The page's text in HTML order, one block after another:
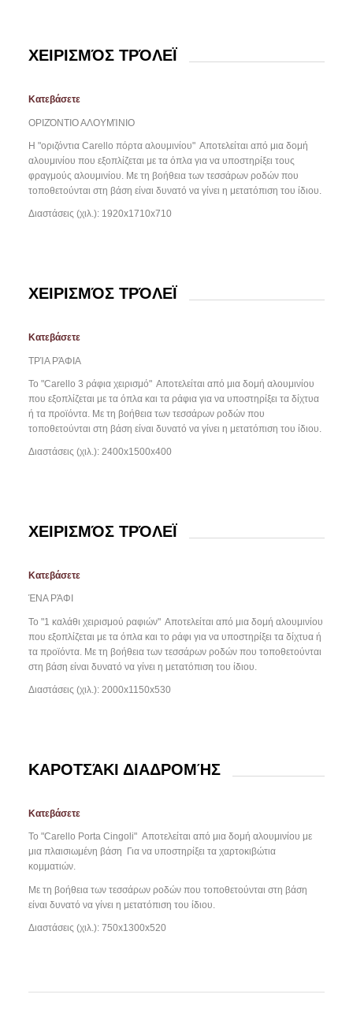
ΧΕΙΡΙΣΜΌΣ ΤΡΌΛΕΪ
Κατεβάσετε
ΟΡΙΖΌΝΤΙΟ ΑΛΟΥΜΊΝΙΟ
Η "οριζόντια Carello πόρτα αλουμινίου" Αποτελείται από μια δομή
αλουμινίου που εξοπλίζεται με τα όπλα για να υποστηρίξει τους
φραγμούς αλουμινίου. Με τη βοήθεια των τεσσάρων ροδών που
τοποθετούνται στη βάση είναι δυνατό να γίνει η μετατόπιση του ίδιου.
Διαστάσεις (χιλ.): 1920x1710x710
ΧΕΙΡΙΣΜΌΣ ΤΡΌΛΕΪ
Κατεβάσετε
ΤΡΊΑ ΡΆΦΙΑ
Το "Carello 3 ράφια χειρισμό" Αποτελείται από μια δομή αλουμινίου
που εξοπλίζεται με τα όπλα και τα ράφια για να υποστηρίξει τα δίχτυα
ή τα προϊόντα. Με τη βοήθεια των τεσσάρων ροδών που
τοποθετούνται στη βάση είναι δυνατό να γίνει η μετατόπιση του ίδιου.
Διαστάσεις (χιλ.): 2400x1500x400
ΧΕΙΡΙΣΜΌΣ ΤΡΌΛΕΪ
Κατεβάσετε
ΈΝΑ ΡΆΦΙ
Το "1 καλάθι χειρισμού ραφιών" Αποτελείται από μια δομή αλουμινίου
που εξοπλίζεται με τα όπλα και το ράφι για να υποστηρίξει τα δίχτυα ή
τα προϊόντα. Με τη βοήθεια των τεσσάρων ροδών που τοποθετούνται
στη βάση είναι δυνατό να γίνει η μετατόπιση του ίδιου.
Διαστάσεις (χιλ.): 2000x1150x530
ΚΑΡΟΤΣΆΚΙ ΔΙΑΔΡΟΜΉΣ
Κατεβάσετε
Το "Carello Porta Cingoli" Αποτελείται από μια δομή αλουμινίου με
μια πλαισιωμένη βάση
Για να υποστηρίξει τα χαρτοκιβώτια
κομματιών.
Με τη βοήθεια των τεσσάρων ροδών που τοποθετούνται στη βάση
είναι δυνατό να γίνει η μετατόπιση του ίδιου.
Διαστάσεις (χιλ.): 750x1300x520